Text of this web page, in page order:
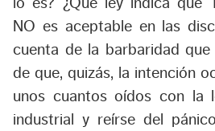
NO es aceptable en las
cuenta de la barbaridad
de que, quizás, la intención
unos cuantos oídos con la
industrial y reírse del